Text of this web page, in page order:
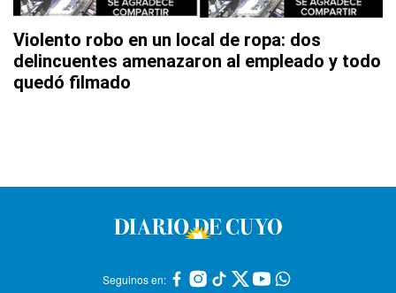
Violento robo en un local de ropa: dos
delincuentes amenazaron al empleado y todo
quedó filmado
Seguinos en: